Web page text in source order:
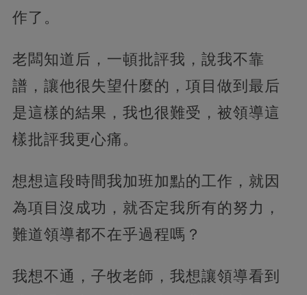
作了。
老闆知道后，一頓批評我，說我不靠
譜，讓他很失望什麼的，項目做到最后
是這樣的結果，我也很難受，被領導這
樣批評我更心痛。
想想這段時間我加班加點的工作，就因
為項目沒成功，就否定我所有的努力，
難道領導都不在乎過程嗎？
我想不通，子牧老師，我想讓領導看到